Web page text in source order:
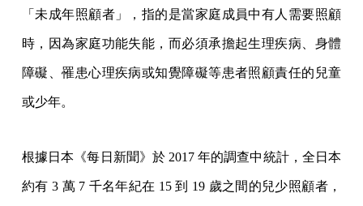
「未成年照顧者」，指的是當家庭成員中有人需要照顧
時，因為家庭功能失能，而必須承擔起生理疾病、身體
障礙、罹患心理疾病或知覺障礙等患者照顧責任的兒童
或少年。
根據日本《每日新聞》於 2017 年的調查中統計，全日本
約有 3 萬 7 千名年紀在 15 到 19 歲之間的兒少照顧者，